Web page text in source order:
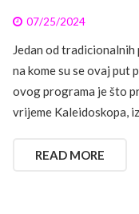
07/25/2024
Jedan od
na kome su se ovaj put
ovog programa je što
vrijeme Kaleidoskopa,
READ MORE